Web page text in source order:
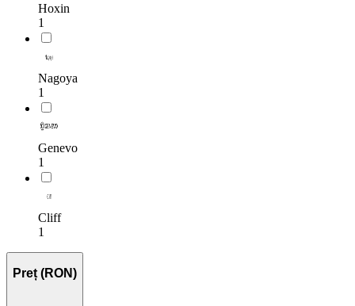
Hoxin
1
Nagoya
1
Genevo
1
Cliff
1
Preț (RON)